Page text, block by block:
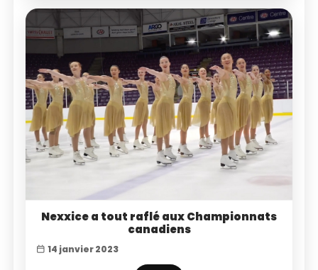
Nexxice a tout raflé aux Championnats
canadiens
14 janvier 2023